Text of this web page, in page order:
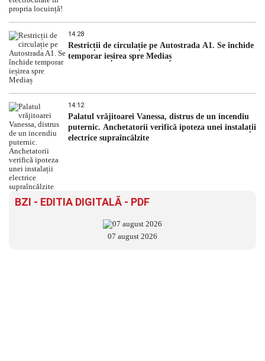
14:28
Restricții de circulație pe Autostrada A1. Se închide
temporar ieșirea spre Mediaș
14:12
Palatul vrăjitoarei Vanessa, distrus de un incendiu
puternic. Anchetatorii verifică ipoteza unei instalații
electrice supraîncălzite
BZI - EDITIA DIGITALĂ - PDF
07 august 2026